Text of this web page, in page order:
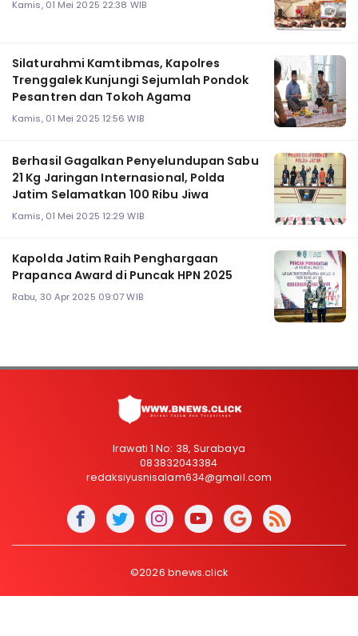
Kamis, 01 Mei 2025 22:38 WIB
Silaturahmi Kamtibmas, Kapolres
Trenggalek Kunjungi Sejumlah Pondok
Pesantren dan Tokoh Agama
Kamis, 01 Mei 2025 12:56 WIB
Berhasil Gagalkan Penyelundupan Sabu
21 Kg Jaringan Internasional, Polda
Jatim Selamatkan 100 Ribu Jiwa
Kamis, 01 Mei 2025 12:29 WIB
Kapolda Jatim Raih Penghargaan
Prapanca Award di Puncak HPN 2025
Rabu, 30 Apr 2025 09:07 WIB
Irawati 1 No: 38, Surabaya
083832043384
redaksiyusnisalam634@gmail.com
©2026 bnews.click